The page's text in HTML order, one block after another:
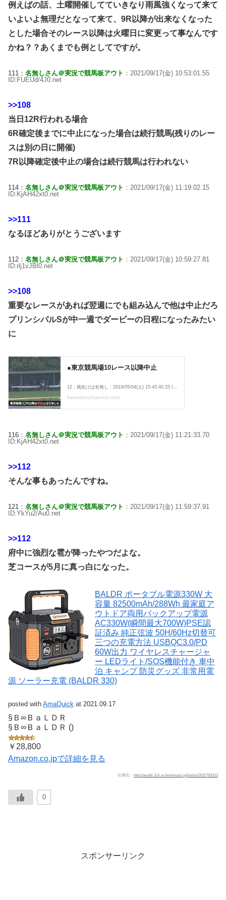
例えばの話、土曜開催してていきなり雨風強くなって来て
いよいよ無理だとなって来て、9R以降が出来なくなった
とした場合そのレース以降は火曜日に変更って事なんです
かね？？あくまでも例としてですが。
111： 名無しさん＠実況で競馬板アウト ：2021/09/17(金) 10:53:01.55
ID:FUEUd/4J0.net
>>108
当日12R行われる場合
6R確定後までに中止になった場合は続行競馬(残りのレー
スは別の日に開催)
7R以降確定後中止の場合は続行競馬は行われない
114： 名無しさん＠実況で競馬板アウト ：2021/09/17(金) 11:19:02.15
ID:KjAH42xt0.net
>>111
なるほどありがとうございます
112： 名無しさん＠実況で競馬板アウト ：2021/09/17(金) 10:59:27.81
ID:rlj1vJBl0.net
>>108
重要なレースがあれば翌週にでも組み込んで他は中止だろ
プリンシパルSが中一週でダービーの日程になったみたい
に
116： 名無しさん＠実況で競馬板アウト ：2021/09/17(金) 11:21:33.70
ID:KjAH42xt0.net
>>112
そんな事もあったんですね。
121： 名無しさん＠実況で競馬板アウト ：2021/09/17(金) 11:59:37.91
ID:YkYu2/Au0.net
>>112
府中に強烈な雹が降ったやつだよな。
芝コースが5月に真っ白になった。
BALDR ポータブル電源330W 大
容量 82500mAh/288Wh 最家庭ア
ウトドア両用バックアップ電源
AC330W(瞬間最大700W)PSE認
証済み 純正弦波 50H/60Hz切替可
三つの充電方法 USBQC3.0/PD
60W出力 ワイヤレスチャージャ
ー LEDライト/SOS機能付き 車中
泊 キャンプ 防災グッズ 非常用電
源 ソーラー充電 (BALDR 330)
posted with AmaQuick at 2021.09.17
§Ｂ∞ＢａＬＤＲ
§Ｂ∞ＢａＬＤＲ ()
￥28,800
Amazon.co.jpで詳細を見る
引用元： http://awabi.2ch.sc/test/read.cgi/keiba/1631793313
0
スポンサーリンク